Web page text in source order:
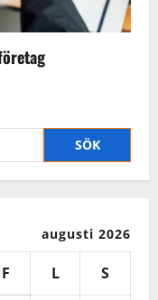
augusti 2026
F L S